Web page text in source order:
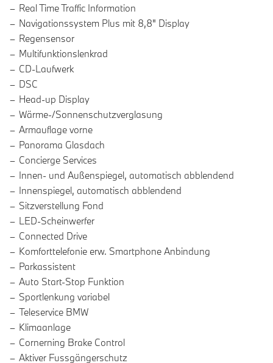
Real Time Traffic Information
Navigationssystem Plus mit 8,8" Display
Regensensor
Multifunktionslenkrad
CD-Laufwerk
DSC
Head-up Display
Wärme-/Sonnenschutzverglasung
Armauflage vorne
Panorama Glasdach
Concierge Services
Innen- und Außenspiegel, automatisch abblendend
Innenspiegel, automatisch abblendend
Sitzverstellung Fond
LED-Scheinwerfer
Connected Drive
Komforttelefonie erw. Smartphone Anbindung
Parkassistent
Auto Start-Stop Funktion
Sportlenkung variabel
Teleservice BMW
Klimaanlage
Cornerning Brake Control
Aktiver Fussgängerschutz